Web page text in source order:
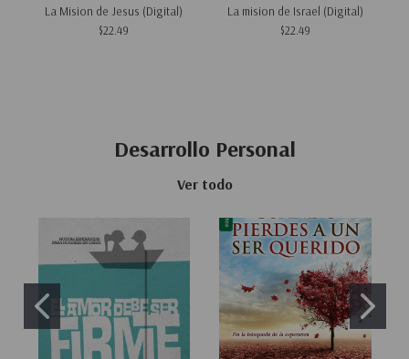
La Mision de Jesus (Digital)
$22.49
La mision de Israel (Digital)
$22.49
Desarrollo Personal
Ver todo